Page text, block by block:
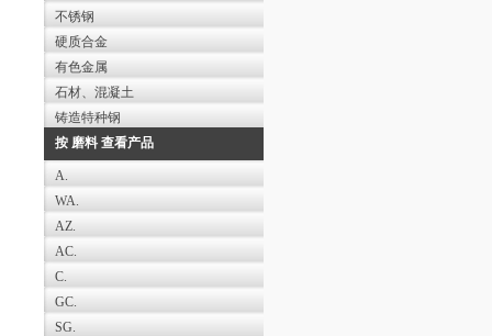
不锈钢
硬质合金
有色金属
石材、混凝土
铸造特种钢
按 磨料 查看产品
A.
WA.
AZ.
AC.
C.
GC.
SG.